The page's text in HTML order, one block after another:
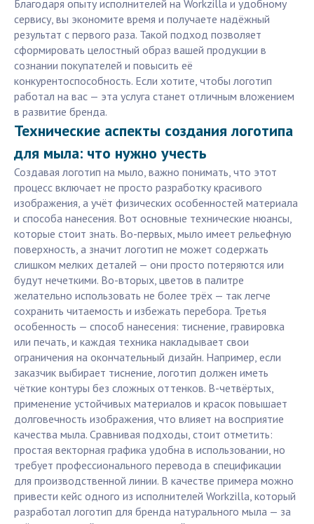
Благодаря опыту исполнителей на Workzilla и удобному
сервису, вы экономите время и получаете надёжный
результат с первого раза. Такой подход позволяет
сформировать целостный образ вашей продукции в
сознании покупателей и повысить её
конкурентоспособность. Если хотите, чтобы логотип
работал на вас — эта услуга станет отличным вложением
в развитие бренда.
Технические аспекты создания логотипа
для мыла: что нужно учесть
Создавая логотип на мыло, важно понимать, что этот
процесс включает не просто разработку красивого
изображения, а учёт физических особенностей материала
и способа нанесения. Вот основные технические нюансы,
которые стоит знать. Во-первых, мыло имеет рельефную
поверхность, а значит логотип не может содержать
слишком мелких деталей — они просто потеряются или
будут нечеткими. Во-вторых, цветов в палитре
желательно использовать не более трёх — так легче
сохранить читаемость и избежать перебора. Третья
особенность — способ нанесения: тиснение, гравировка
или печать, и каждая техника накладывает свои
ограничения на окончательный дизайн. Например, если
заказчик выбирает тиснение, логотип должен иметь
чёткие контуры без сложных оттенков. В-четвёртых,
применение устойчивых материалов и красок повышает
долговечность изображения, что влияет на восприятие
качества мыла. Сравнивая подходы, стоит отметить:
простая векторная графика удобна в использовании, но
требует профессионального перевода в спецификации
для производственной линии. В качестве примера можно
привести кейс одного из исполнителей Workzilla, который
разработал логотип для бренда натурального мыла — за